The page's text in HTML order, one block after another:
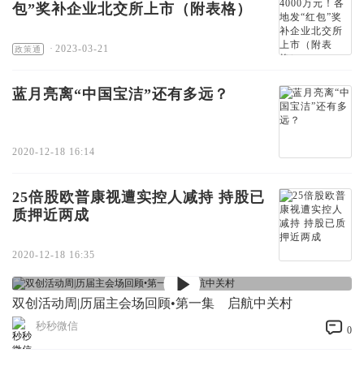
包”奖补企业北交所上市（附表格）
政策通 · 2023-03-21
蓝月亮离“中国宝洁”还有多远？
2020-12-18 16:14
25倍股欧普康视遭实控人减持 持股已
质押近两成
2020-12-18 16:35
双创活动周|历届主会场回顾•第一集 启航中关村
秒秒微信 0